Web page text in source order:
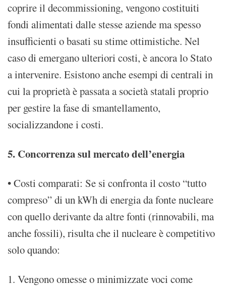
coprire il decommissioning, vengono costituiti
fondi alimentati dalle stesse aziende ma spesso
insufficienti o basati su stime ottimistiche. Nel
caso di emergano ulteriori costi, è ancora lo Stato
a intervenire. Esistono anche esempi di centrali in
cui la proprietà è passata a società statali proprio
per gestire la fase di smantellamento,
socializzandone i costi.
5. Concorrenza sul mercato dell’energia
• Costi comparati: Se si confronta il costo “tutto
compreso” di un kWh di energia da fonte nucleare
con quello derivante da altre fonti (rinnovabili, ma
anche fossili), risulta che il nucleare è competitivo
solo quando:
1. Vengono omesse o minimizzate voci come